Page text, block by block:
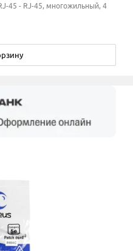
45 - RJ-45, многожильный, 4